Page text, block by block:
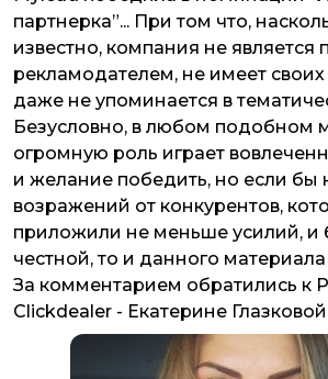
партнерка”... При том что,
известно, компания не является
рекламодателем, не имеет своих
даже не упоминается в
Безусловно, в любом подобном
огромную роль играет
и желание победить, но если бы
возражений от конкурентов,
приложили не меньше усилий, и
честной, то и данного
За комментарием обратились к
Clickdealer - Екатерине